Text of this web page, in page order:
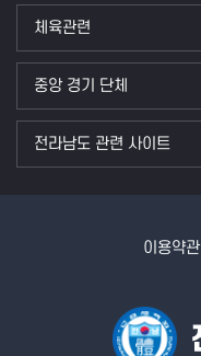
체육관련
중앙 경기 단체
전라남도 관련 사이트
이용약관